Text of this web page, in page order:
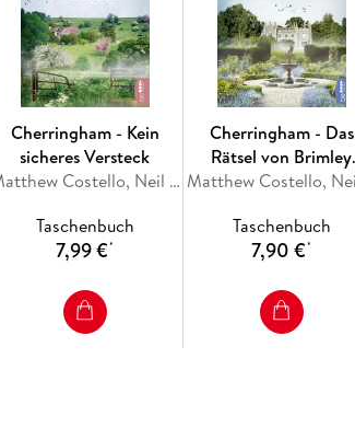
Cherringham - Kein
sicheres Versteck
Matthew Costello, Neil Richards
Taschenbuch
7,99 €*
Cherringham - Das
Rätsel von Brimley
Manor
Taschenbuch
7,90 €*